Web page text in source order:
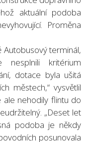
aktuální podoba
Proměna
Autobusový terminál,
nesplnili kritérium
dotace byla ušitá
městech,“ vysvětlil
ale nehodily flintu do
„Deset let
podoba je někdy
posunovala